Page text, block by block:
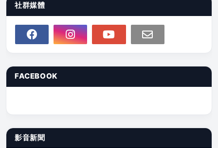
社群媒體
FACEBOOK
影音新聞